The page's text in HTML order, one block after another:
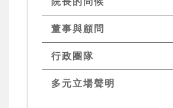
董事與顧問
行政團隊
多元立場聲明